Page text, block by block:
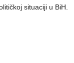
situaciji u BiH.